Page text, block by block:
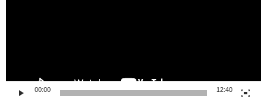
00:00 12:40